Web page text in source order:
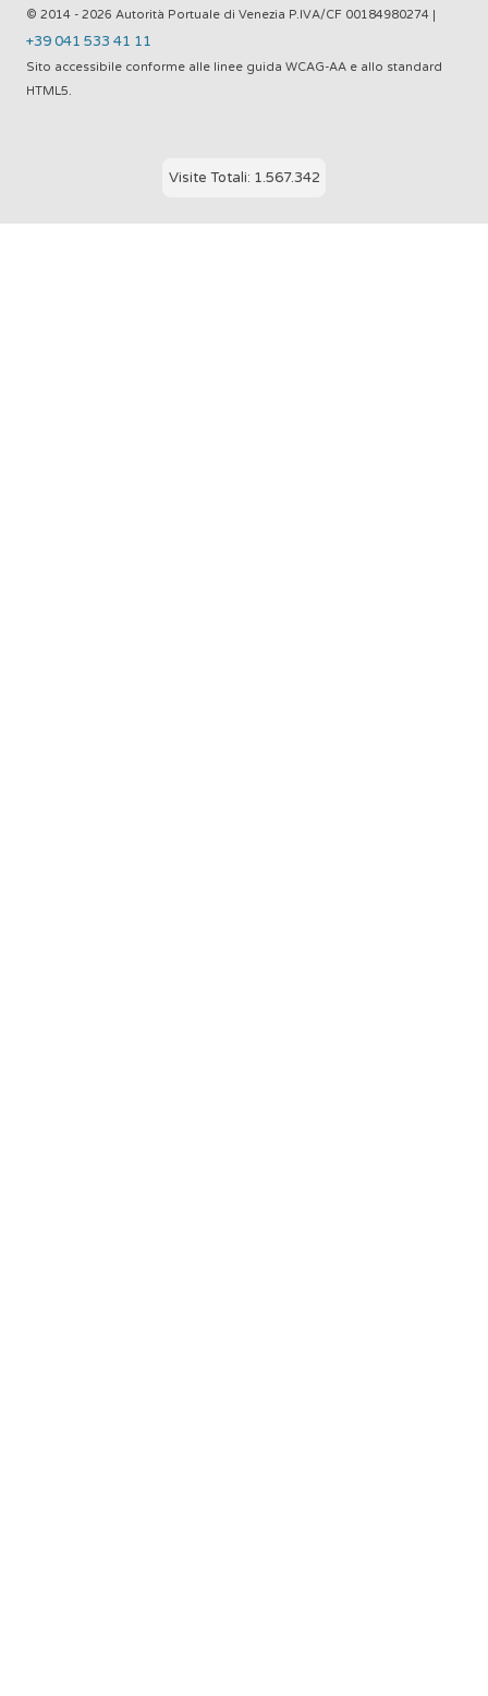
© 2014 - 2026 Autorità Portuale di Venezia P.IVA/CF 00184980274 |
+39 041 533 41 11
Sito accessibile conforme alle linee guida WCAG-AA e allo standard
HTML5.
Visite Totali: 1.567.342